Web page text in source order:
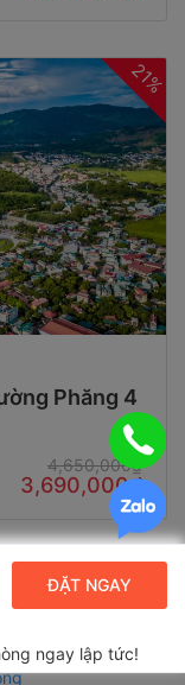
ĐẶT NGAY
ngay lập tức!
21%
Phăng 4
4,650,000₫
3,690,000₫